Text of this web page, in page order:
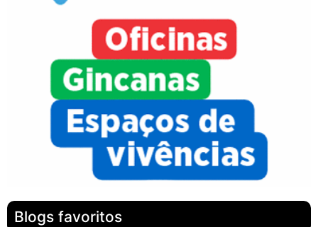
Blogs favoritos